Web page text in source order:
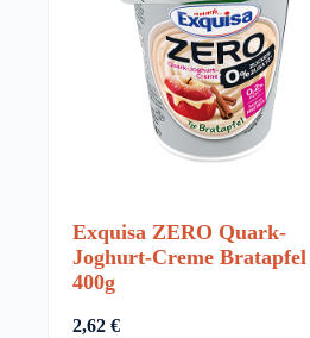
Exquisa ZERO Quark-
Joghurt-Creme Bratapfel
400g
2,62 €